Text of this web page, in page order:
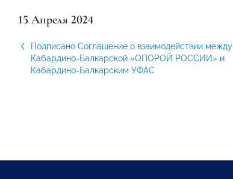
15 Апреля 2024
Подписано Соглашение о взаимодействии между
Кабардино-Балкарской «ОПОРОЙ РОССИИ» и
Кабардино-Балкарским УФАС